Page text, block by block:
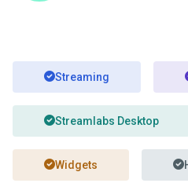
Streaming
Streamlabs Desktop
Widgets